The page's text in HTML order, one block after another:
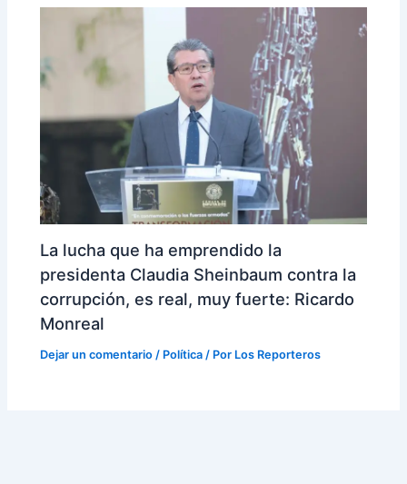
La lucha que ha emprendido la
presidenta Claudia Sheinbaum contra la
corrupción, es real, muy fuerte: Ricardo
Monreal
Dejar un comentario / Política / Por Los Reporteros